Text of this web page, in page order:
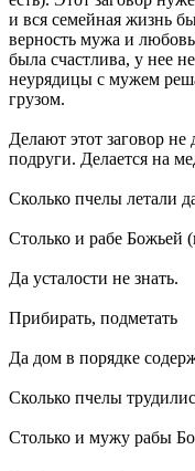
и вся семейная жизнь
верность мужа и
была счастлива, у нее
неурядицы с мужем
грузом.
Делают этот заговор не
подруги. Делается на
Сколько пчелы летали
Столько и рабе Божьей
Да усталости не знать.
Прибирать, подметать
Да дом в порядке
Сколько пчелы
Столько и мужу рабы